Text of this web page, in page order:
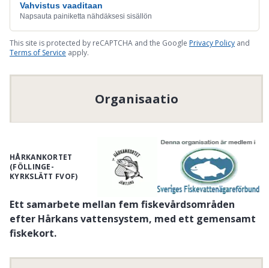
Vahvistus vaaditaan
Napsauta painiketta nähdäksesi sisällön
This site is protected by reCAPTCHA and the Google Privacy Policy and
Terms of Service apply.
Organisaatio
HÅRKANKORTET
(FÖLLINGE-
KYRKSLÄTT FVOF)
Ett samarbete mellan fem fiskevårdsområden
efter Hårkans vattensystem, med ett gemensamt
fiskekort.
Ingående fiskevårdsområden är:Valsjöns FVO,